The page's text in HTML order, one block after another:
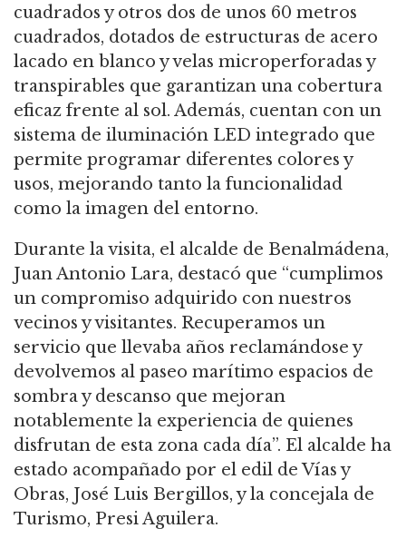
cuadrados y otros dos de unos 60 metros
cuadrados, dotados de estructuras de acero
lacado en blanco y velas microperforadas y
transpirables que garantizan una cobertura
eficaz frente al sol. Además, cuentan con un
sistema de iluminación LED integrado que
permite programar diferentes colores y
usos, mejorando tanto la funcionalidad
como la imagen del entorno.
Durante la visita, el alcalde de Benalmádena,
Juan Antonio Lara, destacó que “cumplimos
un compromiso adquirido con nuestros
vecinos y visitantes. Recuperamos un
servicio que llevaba años reclamándose y
devolvemos al paseo marítimo espacios de
sombra y descanso que mejoran
notablemente la experiencia de quienes
disfrutan de esta zona cada día”. El alcalde ha
estado acompañado por el edil de Vías y
Obras, José Luis Bergillos, y la concejala de
Turismo, Presi Aguilera.